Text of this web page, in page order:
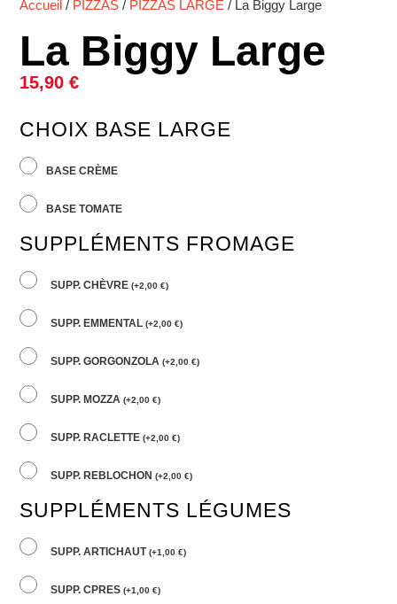
Accueil / PIZZAS / PIZZAS LARGE / La Biggy Large
La Biggy Large
15,90€
CHOIX BASE LARGE
BASE CRÈME
BASE TOMATE
SUPPLÉMENTS FROMAGE
SUPP. CHÈVRE(+2,00€)
SUPP. EMMENTAL(+2,00€)
SUPP. GORGONZOLA(+2,00€)
SUPP. MOZZA(+2,00€)
SUPP. RACLETTE(+2,00€)
SUPP. REBLOCHON(+2,00€)
SUPPLÉMENTS LÉGUMES
SUPP. ARTICHAUT(+1,00€)
SUPP. CPRES(+1,00€)